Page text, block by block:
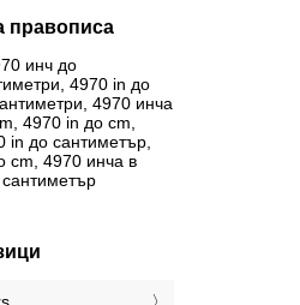
правописа
инч до
4970 in до
4970 инча
4970 in до cm,
in до сантиметър,
cm, 4970 инча в